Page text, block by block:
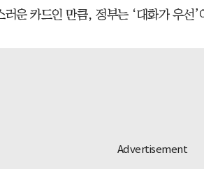
러운 카드인 만큼, 정부는 ‘대화가 우선